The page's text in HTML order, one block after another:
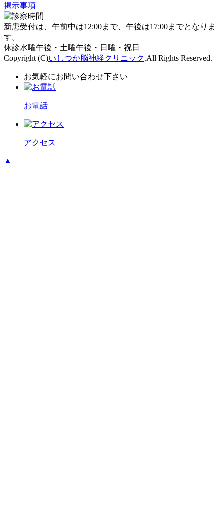
掲示事項
新患受付は、午前中は12:00まで、午後は17:00までとなりま
す。
休診水曜午後・土曜午後・日曜・祝日
Copyright (C)いしつか脳神経クリニック.All Rights Reserved.
お気軽にお問い合わせ下さい
お電話
アクセス
▲